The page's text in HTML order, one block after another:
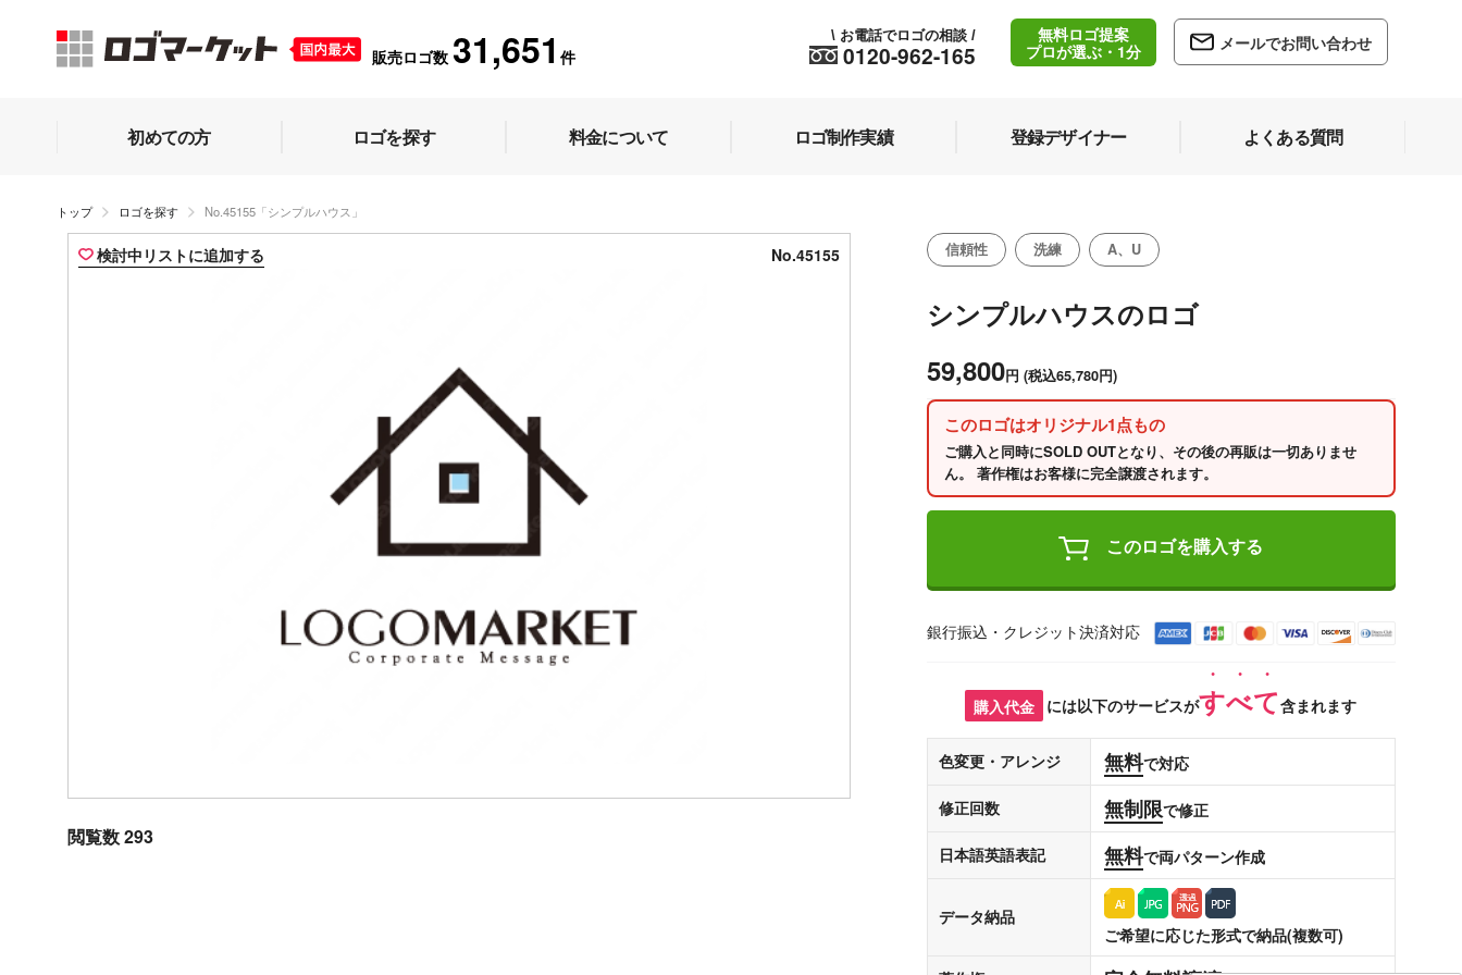
販売ロゴ数 31,651 件 0120-962-165
\ お電話でロゴの相談 /
無料ロゴ提案
プロが選ぶ・1分
メールでお問い合わせ
初めての方 ロゴを探す 料金について ロゴ制作実績 登録デザイナー よくある質問
トップ ロゴを探す No.45155「シンプルハウス」
検討中リストに追加する No.45155
閲覧数 293
信頼性 洗練 A、U
シンプルハウスのロゴ
59,800円 (税込65,780円)
このロゴはオリジナル1点もの
ご購入と同時にSOLD OUTとなり、その後の再販は一切ありませ
ん。 著作権はお客様に完全譲渡されます。
このロゴを購入する
銀行振込・クレジット決済対応
購入代金 には以下のサービスがすべて含まれます
色変更・アレンジ 無料で対応
修正回数 無制限で修正
日本語英語表記 無料で両パターン作成
データ納品
ご希望に応じた形式で納品(複数可)